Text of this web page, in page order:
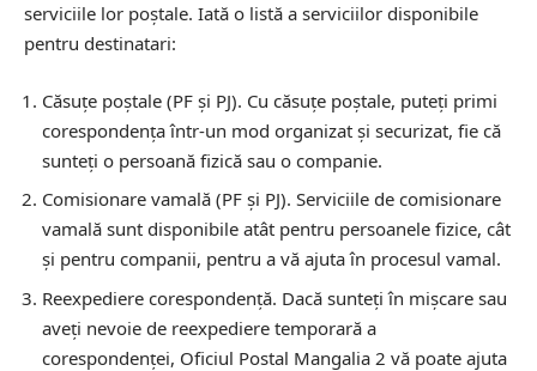
serviciile lor poștale. Iată o listă a serviciilor disponibile
pentru destinatari:
Căsuțe poștale (PF și PJ). Cu căsuțe poștale, puteți primi
corespondența într-un mod organizat și securizat, fie că
sunteți o persoană fizică sau o companie.
Comisionare vamală (PF și PJ). Serviciile de comisionare
vamală sunt disponibile atât pentru persoanele fizice, cât
și pentru companii, pentru a vă ajuta în procesul vamal.
Reexpediere corespondență. Dacă sunteți în mișcare sau
aveți nevoie de reexpediere temporară a
corespondenței, Oficiul Postal Mangalia 2 vă poate ajuta